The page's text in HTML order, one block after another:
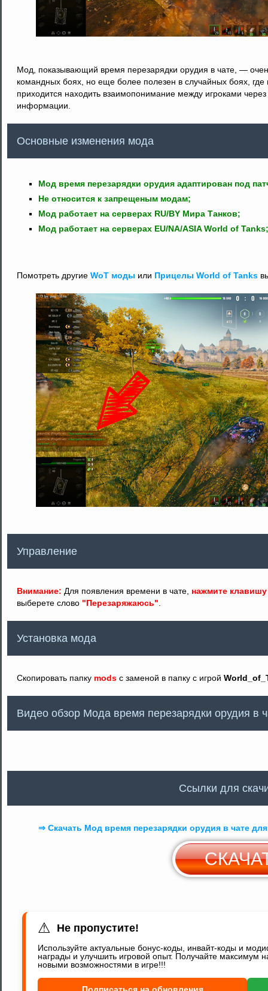
Мод, показывающий время перезарядки орудия в чате, —
командных боях, но еще более полезен в случайных боях, где
приходится находить взаимопонимание между игроками
информации.
Основные изменения мода
Mод время перезарядки орудия адаптирован под
Не относится к запрещеным модам;
Мод работает на серверах RU/BY Мира Танков;
Мод работает на серверах EU/NA/ASIA World of Tanks;
Помотреть другие WoT моды или Прицелы World of Tanks
Управление
Внимание: Для появления времени в чате, нажмите
выберете слово "Перезаряжаюсь"
Установка мода
Скопировать папку mods с заменой в папку с игрой
Видео обзор Модa время перезарядки орудия в
Ccылки для
⇒ Скачать Мод время перезарядки орудия в чате
⚠ Не пропустите!
Используйте актуальные бонус-коды, инвайт-коды и
награды и улучшить игровой опыт. Получайте максимум
новыми возможностями в игре!!!